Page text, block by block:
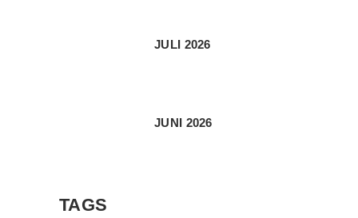
JULI 2026
JUNI 2026
TAGS